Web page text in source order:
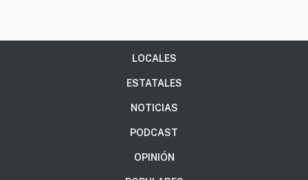
LOCALES
ESTATALES
NOTICIAS
PODCAST
OPINIÓN